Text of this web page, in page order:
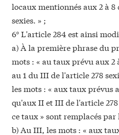
locaux mentionnés aux 2 à
sexies. » ;
6° L'article 284 est ainsi
a) À la première phrase du
mots : « au taux prévu aux 2
au 1 du III de l'article 278
les mots : « aux taux prévus
qu'aux II et III de l'article 278
ce taux » sont remplacés par
b) Au III, les mots : « aux